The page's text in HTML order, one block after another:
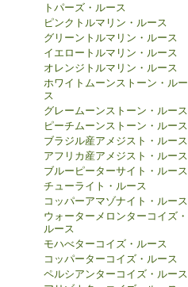
トパーズ・ルース
ピンクトルマリン・ルース
グリーントルマリン・ルース
イエロートルマリン・ルース
オレンジトルマリン・ルース
ホワイトムーンストーン・ルー
ス
グレームーンストーン・ルース
ピーチムーンストーン・ルース
ブラジル産アメジスト・ルース
アフリカ産アメジスト・ルース
ブルーピーターサイト・ルース
チューライト・ルース
コッパーアマゾナイト・ルース
ウォーターメロンターコイズ・
ルース
モハべターコイズ・ルース
コッパーターコイズ・ルース
ペルシアンターコイズ・ルース